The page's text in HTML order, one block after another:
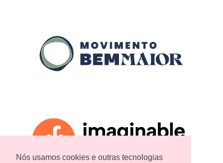
Nós usamos cookies e outras tecnologias